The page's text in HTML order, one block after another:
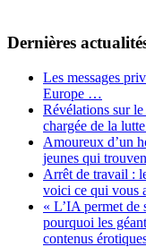
Dernières
Les messages
Europe …
Révélations sur
chargée de la
Amoureux d’un
jeunes qui
Arrêt de travail :
voici ce qui vous
« L’IA permet de
pourquoi les
contenus